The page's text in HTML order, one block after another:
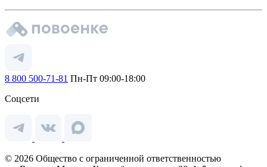
8 800 500-71-81 Пн-Пт 09:00-18:00
Соцсети
© 2026 Общество с ограниченной ответственностью